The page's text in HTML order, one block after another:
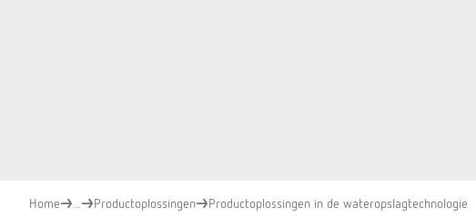
Home Productoplossingen Productoplossingen in de wateropslagtechnologie